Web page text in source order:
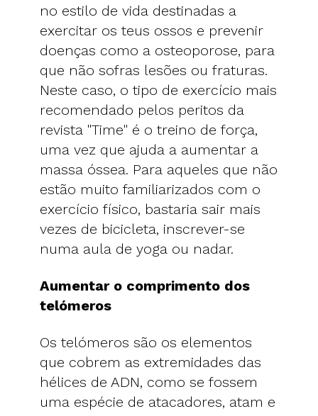
no estilo de vida destinadas a
exercitar os teus ossos e prevenir
doenças como a osteoporose, para
que não sofras lesões ou fraturas.
Neste caso, o tipo de exercício mais
recomendado pelos peritos da
revista "Time" é o treino de força,
uma vez que ajuda a aumentar a
massa óssea. Para aqueles que não
estão muito familiarizados com o
exercício físico, bastaria sair mais
vezes de bicicleta, inscrever-se
numa aula de yoga ou nadar.
Aumentar o comprimento dos
telómeros
Os telómeros são os elementos
que cobrem as extremidades das
hélices de ADN, como se fossem
uma espécie de atacadores, atam e